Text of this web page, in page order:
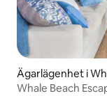
Ägarlägenhet i
Whale Beach